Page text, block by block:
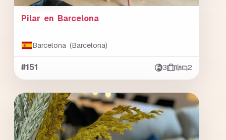
Pilar en Barcelona
Barcelona (Barcelona)
#151 3 1 2